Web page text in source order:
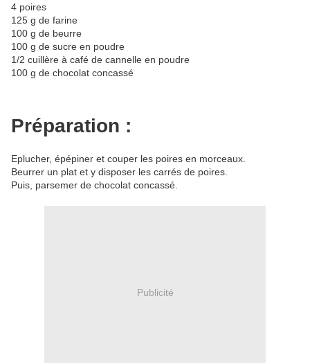
4 poires
125 g de farine
100 g de beurre
100 g de sucre en poudre
1/2 cuillère à café de cannelle en poudre
100 g de chocolat concassé
Préparation :
Eplucher, épépiner et couper les poires en morceaux.
Beurrer un plat et y disposer les carrés de poires.
Puis, parsemer de chocolat concassé.
Publicité